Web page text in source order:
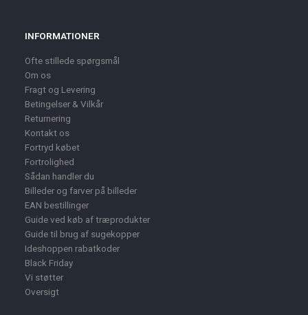
INFORMATIONER
Ofte stillede spørgsmål
Om os
Fragt og Levering
Betingelser & Vilkår
Returnering
Kontakt os
Fortryd købet
Fortrolighed
Sådan handler du
Billeder og farver på billeder
EAN bestillinger
Guide ved køb af træprodukter
Guide til brug af sugekopper
Ideshoppen rabatkoder
Black Friday
Vi støtter
Oversigt